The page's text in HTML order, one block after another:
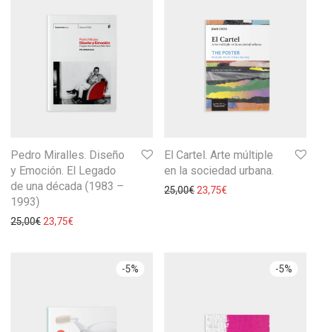
Pedro Miralles. Diseño
y Emoción. El Legado
de una década (1983 –
1993)
25,00€ 23,75€
El Cartel. Arte múltiple
en la sociedad urbana.
25,00€ 23,75€
-5% -5%